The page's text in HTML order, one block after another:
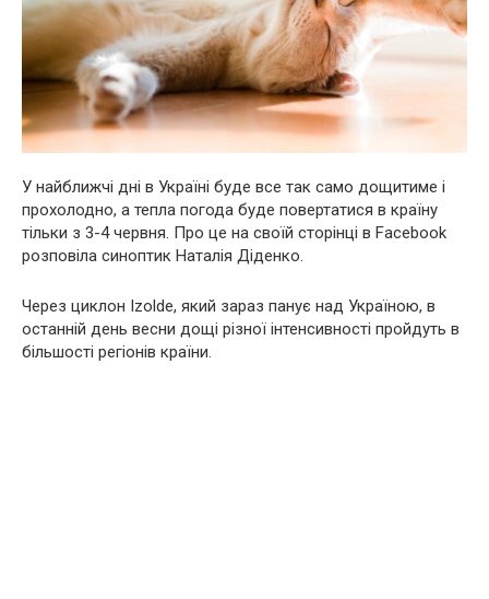
У найближчі дні в Україні буде все так само дощитиме і
прохолодно, а тепла погода буде повертатися в країну
тільки з 3-4 червня. Про це на своїй сторінці в Facebook
розповіла синоптик Наталія Діденко.
Через циклон Izolde, який зараз панує над Україною, в
останній день весни дощі різної інтенсивності пройдуть в
більшості регіонів країни.